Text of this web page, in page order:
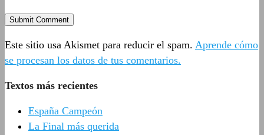
Este sitio usa Akismet para reducir el spam. Aprende cómo
se procesan los datos de tus comentarios.
Textos más recientes
España Campeón
La Final más querida